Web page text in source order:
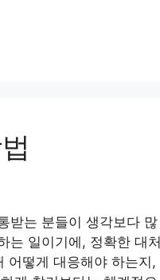
받는 분들이 생각보다 많
는 일이기에, 정확한 대처
어떻게 대응해야 하는지,